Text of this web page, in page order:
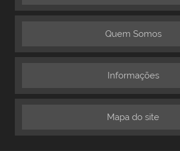
Quem Somos
Informações
Mapa do site